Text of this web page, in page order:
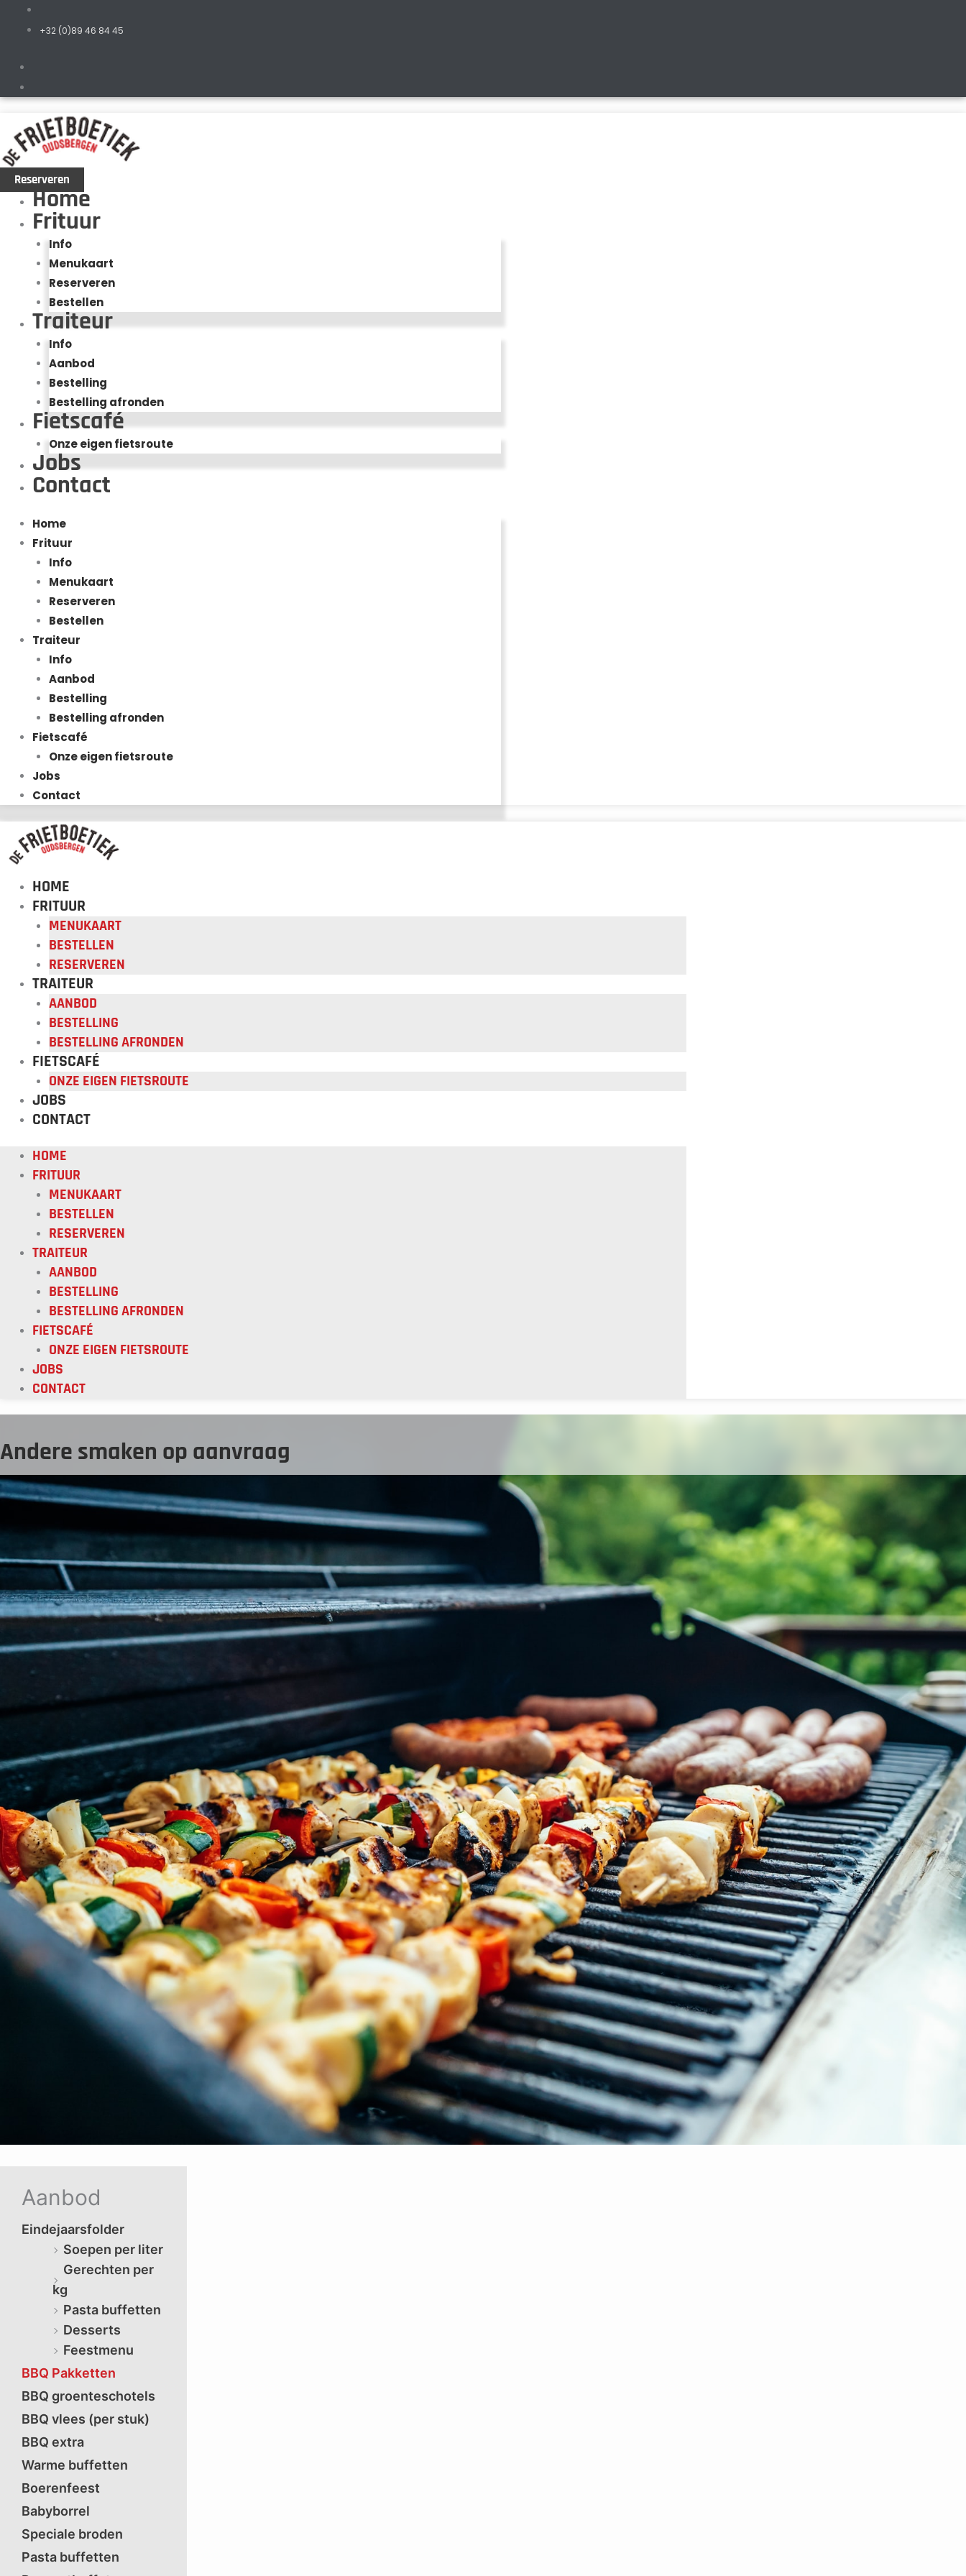
+32 (0)89 46 84 45
Reserveren
Home
Frituur
Info
Menukaart
Reserveren
Bestellen
Traiteur
Info
Aanbod
Bestelling
Bestelling afronden
Fietscafé
Onze eigen fietsroute
Jobs
Contact
Home
Frituur
Info
Menukaart
Reserveren
Bestellen
Traiteur
Info
Aanbod
Bestelling
Bestelling afronden
Fietscafé
Onze eigen fietsroute
Jobs
Contact
HOME
FRITUUR
MENUKAART
BESTELLEN
RESERVEREN
TRAITEUR
AANBOD
BESTELLING
BESTELLING AFRONDEN
FIETSCAFÉ
ONZE EIGEN FIETSROUTE
JOBS
CONTACT
HOME
FRITUUR
MENUKAART
BESTELLEN
RESERVEREN
TRAITEUR
AANBOD
BESTELLING
BESTELLING AFRONDEN
FIETSCAFÉ
ONZE EIGEN FIETSROUTE
JOBS
CONTACT
Andere smaken op aanvraag
Aanbod
Eindejaarsfolder
Soepen per liter
Gerechten per
kg
Pasta buffetten
Desserts
Feestmenu
BBQ Pakketten
BBQ groenteschotels
BBQ vlees (per stuk)
BBQ extra
Warme buffetten
Boerenfeest
Babyborrel
Speciale broden
Pasta buffetten